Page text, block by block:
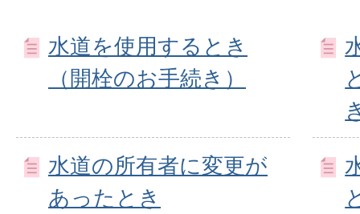
水道を使用するとき
（開栓のお手続き）
水道の所有者に変更が
あったとき